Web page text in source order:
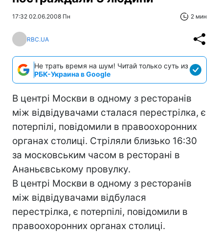
17:32 02.06.2008 Пн 2 мин
RBC.UA
Не трать время на шум! Читай только суть из
РБК-Украина в Google
В центрі Москви в одному з ресторанів
між відвідувачами сталася перестрілка, є
потерпілі, повідомили в правоохоронних
органах столиці. Стріляли близько 16:30
за московським часом в ресторані в
Ананьєвському провулку.
В центрі Москви в одному з ресторанів
між відвідувачами відбулася
перестрілка, є потерпілі, повідомили в
правоохоронних органах столиці.